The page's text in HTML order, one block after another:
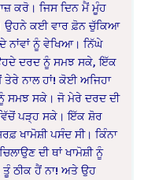
ਕਰੋ। ਜਿਸ ਦਿਨ ਮੈਂ ਮੂੰਹ
ਉਹਨੇ ਕਈ ਵਾਰ ਫ਼ੋਨ ਚੁੱਕਿਆ
ਨਾਂਵਾਂ ਨੂੰ ਵੇਖਿਆ। ਨਿੱਘੇ
ਉਹਦੇ ਦਰਦ ਨੂੰ ਸਮਝ ਸਕੇ, ਇੱਕ
ਤੇਰੇ ਨਾਲ ਹਾਂ! ਕੋਈ ਅਜਿਹਾ
ਸਮਝ ਸਕੇ। ਜੋ ਮੇਰੇ ਦਰਦ ਦੀ
ਵਿੱਚੋਂ ਪੜ੍ਹ ਸਕੇ। ਇੱਕ ਸ਼ੋਰ
ਖਾਮੋਸ਼ੀ ਪਸੰਦ ਸੀ। ਕਿੰਨਾ
ਦੀ ਥਾਂ ਖਾਮੋਸ਼ੀ ਨੂੰ
ਠੀਕ ਹੈਂ ਨਾ! ਅਤੇ ਉਹ